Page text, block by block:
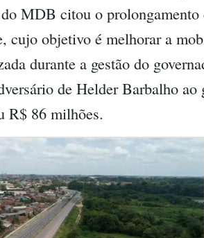
MDB citou o prolongamento
objetivo é melhorar a
durante a gestão do
de Helder Barbalho ao
R$ 86 milhões.